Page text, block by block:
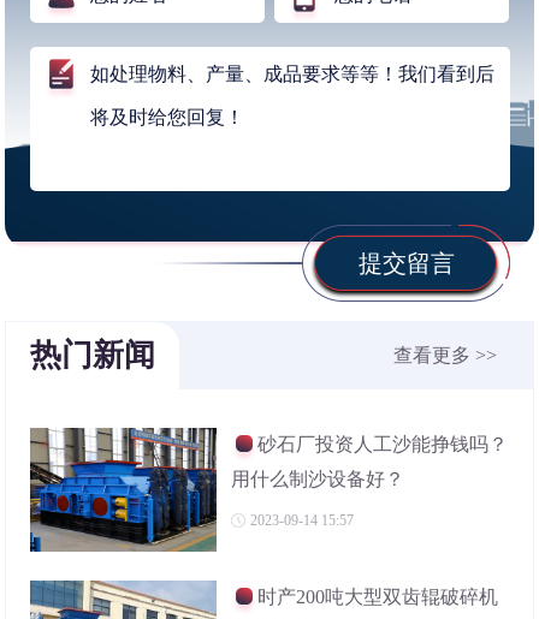
提交留言
热门新闻 查看更多 >>
砂石厂投资人工沙能挣钱吗？
用什么制沙设备好？
2023-09-14 15:57
时产200吨大型双齿辊破碎机